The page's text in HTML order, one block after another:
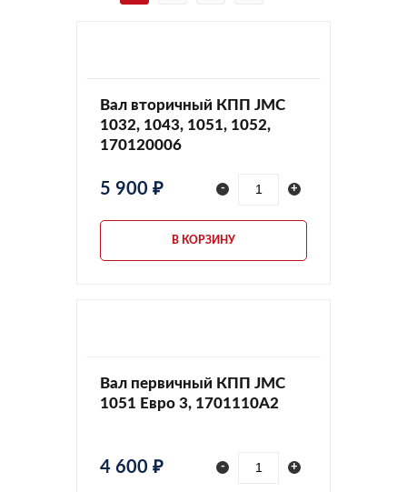
Вал вторичный КПП JMC
1032, 1043, 1051, 1052,
170120006
5 900 ₽ - +
В КОРЗИНУ
Вал первичный КПП JMC
1051 Евро 3, 1701110A2
4 600 ₽ - +